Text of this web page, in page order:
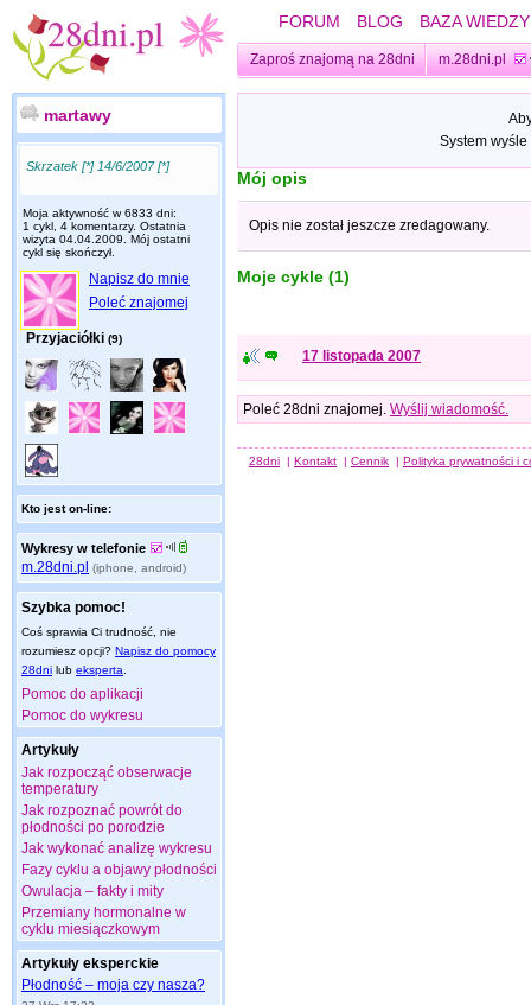
FORUM BLOG BAZA WIEDZY
Zaproś znajomą na 28dni m.28dni.pl
martawy
Skrzatek [*] 14/6/2007 [*]
Moja aktywność w 6833 dni:
1 cykl, 4 komentarzy. Ostatnia
wizyta 04.04.2009 . Mój ostatni
cykl się skończył.
Napisz do mnie
Poleć znajomej
Przyjaciółki (9)
Kto jest on-line:
Wykresy w telefonie
m.28dni.pl (iphone, android)
Szybka pomoc!
Coś sprawia Ci trudność, nie
rozumiesz opcji? Napisz do pomocy
28dni lub eksperta
Pomoc do aplikacji
Pomoc do wykresu
Artykuły
Jak rozpocząć obserwacje
temperatury
Jak rozpoznać powrót do
płodności po porodzie
Jak wykonać analizę wykresu
Fazy cyklu a objawy płodności
Owulacja – fakty i mity
Przemiany hormonalne w
cyklu miesiączkowym
Artykuły eksperckie
Płodność – moja czy nasza?
System
Mój opis
Opis nie został jeszcze zredagowany.
Moje cykle (1)
17 listopada 2007
Poleć 28dni znajomej. Wyślij wiadomość.
28dni | Kontakt | Cennik | Polityka prywatności i